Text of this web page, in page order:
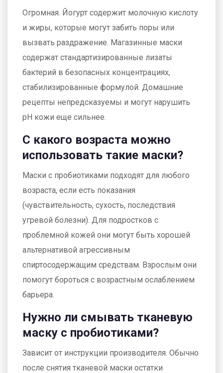
Огромная. Йогурт содержит молочную кислоту
и жиры, которые могут забить поры или
вызвать раздражение. Магазинные маски
содержат стандартизированные лизаты
бактерий в безопасных концентрациях,
стабилизированные формулой. Домашние
рецепты непредсказуемы и могут нарушить
pH кожи еще сильнее.
С какого возраста можно
использовать такие маски?
Маски с пробиотиками подходят для любого
возраста, если есть показания
(чувствительность, сухость, последствия
угревой болезни). Для подростков с
проблемной кожей они могут быть хорошей
альтернативой агрессивным
спиртосодержащим средствам. Взрослым они
помогут бороться с возрастным ослаблением
барьера.
Нужно ли смывать тканевую
маску с пробиотиками?
Зависит от инструкции производителя. Обычно
после снятия тканевой маски остатки